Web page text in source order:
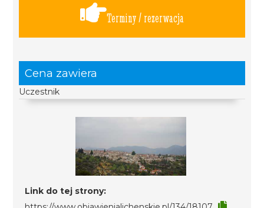
Terminy / rezerwacja
Cena zawiera
Uczestnik
Link do tej strony: